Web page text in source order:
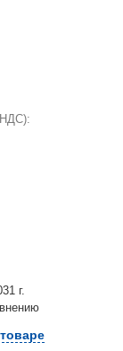
НДС):
г.